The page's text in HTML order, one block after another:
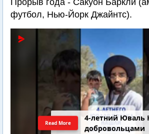
Прорыв года - Сакуон Баркли
футбол, Нью-Йорк Джайнтс).
4-летний Юваль
добровольцами
Read More